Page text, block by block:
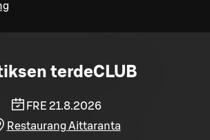
terdeCLUB
FRE 21.8.2026
Restaurang Aittaranta